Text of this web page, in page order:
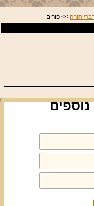
תורה >> פורים